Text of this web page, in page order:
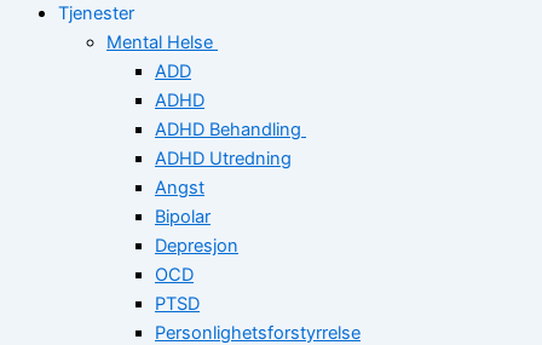
Tjenester
Mental Helse
ADD
ADHD
ADHD Behandling
ADHD Utredning
Angst
Bipolar
Depresjon
OCD
PTSD
Personlighetsforstyrrelse